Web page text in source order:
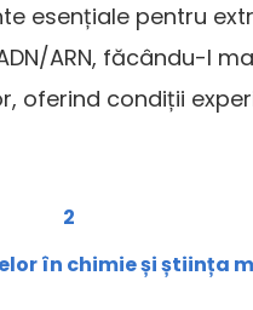
esențiale pentru
ARN, făcându-l
oferind condiții
2
în chimie și știința